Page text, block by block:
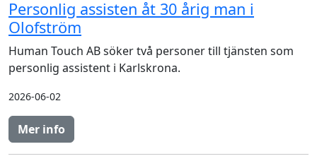
Personlig assisten åt 30 årig man i
Olofström
Human Touch AB söker två personer till tjänsten som
personlig assistent i Karlskrona.
2026-06-02
Mer info